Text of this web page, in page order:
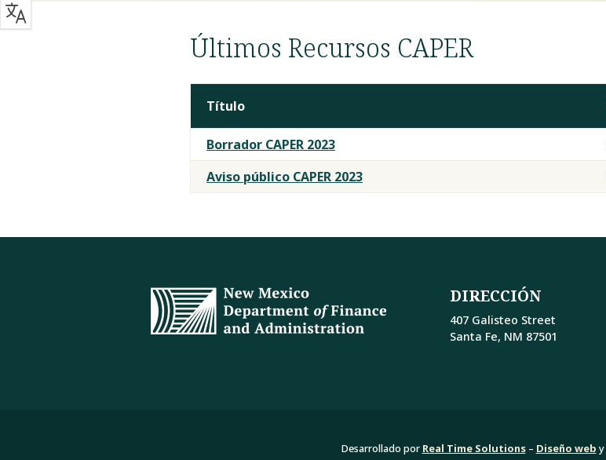
Últimos Recursos CAPER
Documentos
CAPER
Título
Borrador CAPER 2023
Aviso público CAPER 2023
DIRECCIÓN
407 Galisteo Street
Santa Fe, NM 87501
Desarrollado por Real Time Solutions– Diseño web y